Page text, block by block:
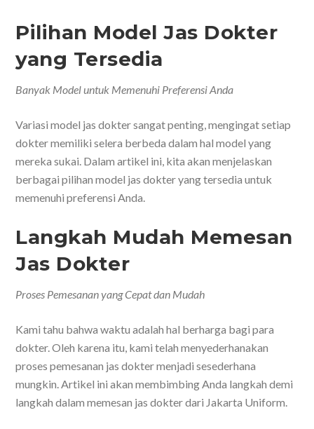
Pilihan Model Jas Dokter
yang Tersedia
Banyak Model untuk Memenuhi Preferensi Anda
Variasi model jas dokter sangat penting, mengingat setiap
dokter memiliki selera berbeda dalam hal model yang
mereka sukai. Dalam artikel ini, kita akan menjelaskan
berbagai pilihan model jas dokter yang tersedia untuk
memenuhi preferensi Anda.
Langkah Mudah Memesan
Jas Dokter
Proses Pemesanan yang Cepat dan Mudah
Kami tahu bahwa waktu adalah hal berharga bagi para
dokter. Oleh karena itu, kami telah menyederhanakan
proses pemesanan jas dokter menjadi sesederhana
mungkin. Artikel ini akan membimbing Anda langkah demi
langkah dalam memesan jas dokter dari Jakarta Uniform.